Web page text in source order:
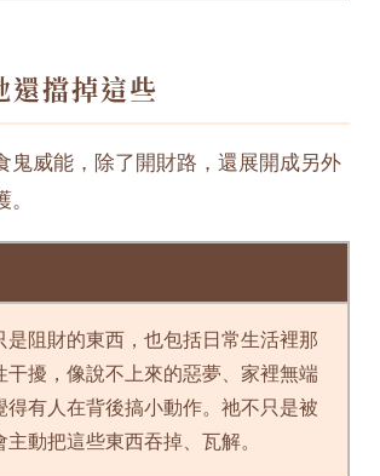
還擋掉這些
鬼威能，除了開財路，還展開成另外
是阻財的東西，也包括日常生活裡那
干擾，像說不上來的惡夢、家裡無端
得有人在背後搞小動作。祂不只是被
動把這些東西吞掉、瓦解。